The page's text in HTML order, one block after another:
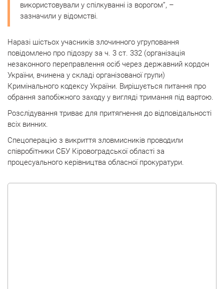
використовували у спілкуванні із ворогом”, –
зазначили у відомстві.
Наразі шістьох учасників злочинного угруповання
повідомлено про підозру за ч. 3 ст. 332 (організація
незаконного переправлення осіб через державний кордон
України, вчинена у складі організованої групи)
Кримінального кодексу України. Вирішується питання про
обрання запобіжного заходу у вигляді тримання під вартою.
Розслідування триває для притягнення до відповідальності
всіх винних.
Спецоперацію з викриття зловмисників проводили
співробітники СБУ Кіровоградської області за
процесуального керівництва обласної прокуратури.